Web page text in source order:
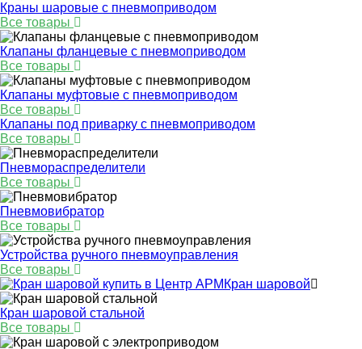
Краны шаровые с пневмоприводом
Все товары
Клапаны фланцевые с пневмоприводом
Все товары
Клапаны муфтовые с пневмоприводом
Все товары
Клапаны под приварку с пневмоприводом
Все товары
Пневмораспределители
Все товары
Пневмовибратор
Все товары
Устройства ручного пневмоуправления
Все товары
Кран шаровой
Кран шаровой стальной
Все товары